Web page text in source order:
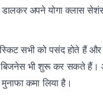
अपने योगा क्लास
सभी को पसंद होते हैं
भी शुरू कर सकते हैं।
कमा लिया है।